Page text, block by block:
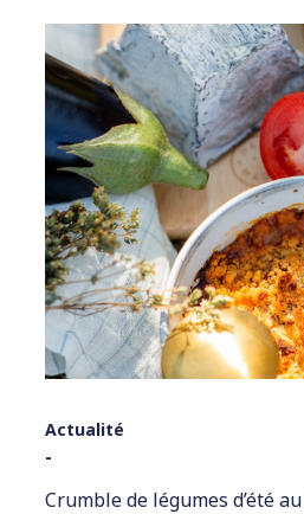
l’article
Actualité
-
Crumble de légumes d’été